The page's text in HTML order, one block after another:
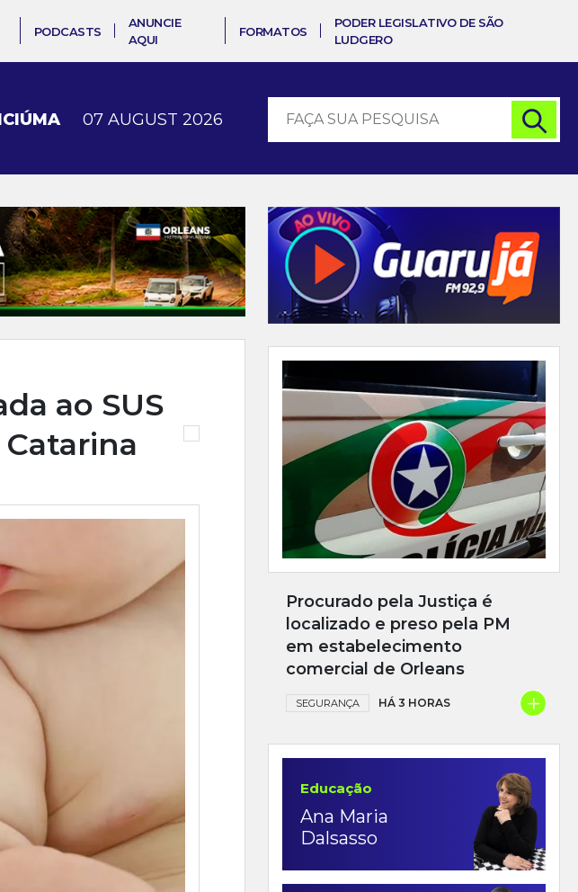
PODCASTS
ANUNCIE
AQUI
FORMATOS
PODER LEGISLATIVO DE SÃO
LUDGERO
SUL 07 AUGUST 2026
ao SUS
Procurado pela Justiça é
localizado e preso pela PM
em estabelecimento
comercial de Orleans
SEGURANÇA HÁ 3 HORAS +
Educação
Ana Maria
Dalsasso